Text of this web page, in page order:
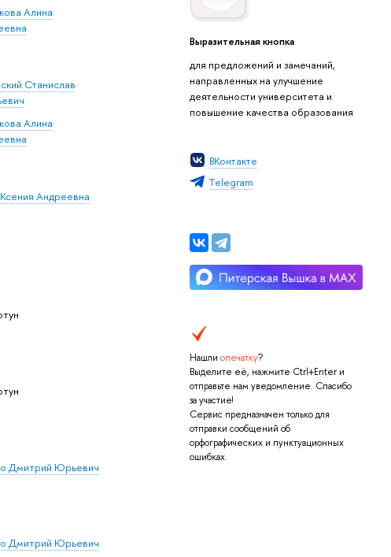
Выразительная кнопка
для предложений и замечаний,
направленных на улучшение
деятельности университета и
повышение качества образования
ВКонтакте
Тelegram
Нашли опечатку?
Выделите её, нажмите Ctrl+Enter и
отправьте нам уведомление. Спасибо
за участие!
Сервис предназначен только для
отправки сообщений об
орфографических и пунктуационных
ошибках.
Алина
Станислав
Алина
Андреевна
Дмитрий Юрьевич
Дмитрий Юрьевич